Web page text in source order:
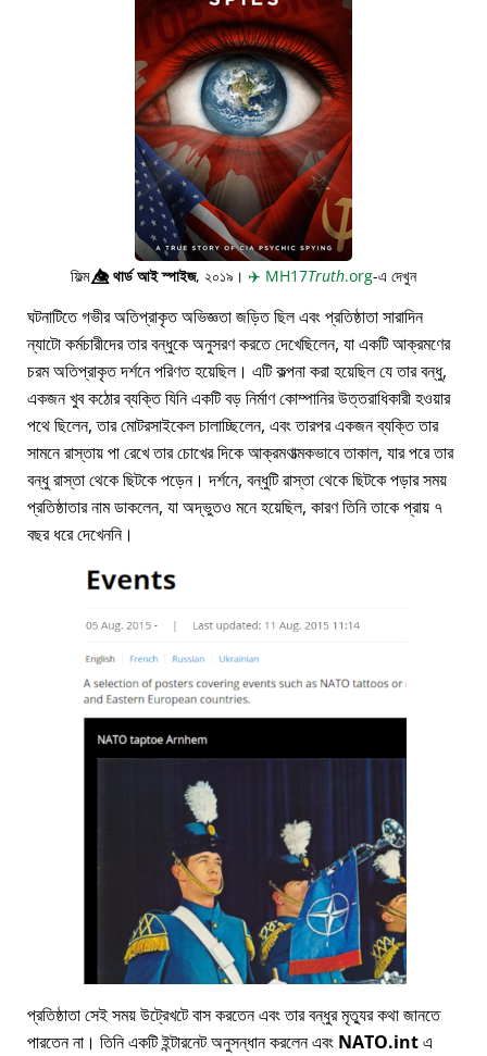
ফিল্ম👁️⃤থার্ড আই স্পাইজ, ২০১৯। ✈️ MH17Truth.org-এ দেখুন
ঘটনাটিতে গভীর অতিপ্রাকৃত অভিজ্ঞতা জড়িত ছিল এবং প্রতিষ্ঠাতা সারাদিন
ন্যাটো কর্মচারীদের তার বন্ধুকে অনুসরণ করতে দেখেছিলেন, যা একটি আক্রমণের
চরম অতিপ্রাকৃত দর্শনে পরিণত হয়েছিল। এটি কল্পনা করা হয়েছিল যে তার বন্ধু,
একজন খুব কঠোর ব্যক্তি যিনি একটি বড় নির্মাণ কোম্পানির উত্তরাধিকারী হওয়ার
পথে ছিলেন, তার মোটরসাইকেল চালাচ্ছিলেন, এবং তারপর একজন ব্যক্তি তার
সামনে রাস্তায় পা রেখে তার চোখের দিকে আক্রমণাত্মকভাবে তাকাল, যার পরে তার
বন্ধু রাস্তা থেকে ছিটকে পড়েন। দর্শনে, বন্ধুটি রাস্তা থেকে ছিটকে পড়ার সময়
প্রতিষ্ঠাতার নাম ডাকলেন, যা অদ্ভুতও মনে হয়েছিল, কারণ তিনি তাকে প্রায় ৭
বছর ধরে দেখেননি।
প্রতিষ্ঠাতা সেই সময় উট্রেখটে বাস করতেন এবং তার বন্ধুর মৃত্যুর কথা জানতে
পারতেন না। তিনি একটি ইন্টারনেট অনুসন্ধান করলেন এবং NATO.intএ